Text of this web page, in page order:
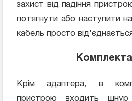
захист від падіння
потягнути або наступити
кабель просто
Крім адаптера, в
пристрою входить шнур